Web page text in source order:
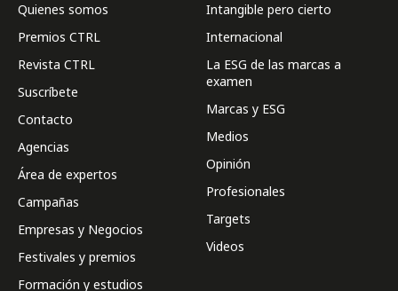
Quienes somos
Premios CTRL
Revista CTRL
Suscríbete
Contacto
Agencias
Área de expertos
Campañas
Empresas y Negocios
Festivales y premios
Formación y estudios
Intangible pero cierto
Internacional
La ESG de las marcas a
examen
Marcas y ESG
Medios
Opinión
Profesionales
Targets
Videos